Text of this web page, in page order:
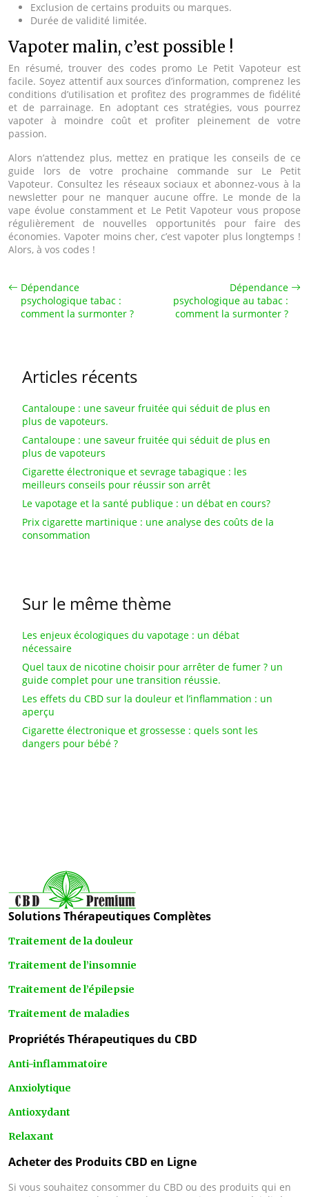
Exclusion de certains produits ou marques.
Durée de validité limitée.
Vapoter malin, c’est possible !
En résumé, trouver des codes promo Le Petit Vapoteur est
facile. Soyez attentif aux sources d’information, comprenez les
conditions d’utilisation et profitez des programmes de fidélité
et de parrainage. En adoptant ces stratégies, vous pourrez
vapoter à moindre coût et profiter pleinement de votre
passion.
Alors n’attendez plus, mettez en pratique les conseils de ce
guide lors de votre prochaine commande sur Le Petit
Vapoteur. Consultez les réseaux sociaux et abonnez-vous à la
newsletter pour ne manquer aucune offre. Le monde de la
vape évolue constamment et Le Petit Vapoteur vous propose
régulièrement de nouvelles opportunités pour faire des
économies. Vapoter moins cher, c’est vapoter plus longtemps !
Alors, à vos codes !
Dépendance
psychologique tabac :
comment la surmonter ?
Dépendance
psychologique au tabac :
comment la surmonter ?
Articles récents
Cantaloupe : une saveur fruitée qui séduit de plus en
plus de vapoteurs.
Cantaloupe : une saveur fruitée qui séduit de plus en
plus de vapoteurs
Cigarette électronique et sevrage tabagique : les
meilleurs conseils pour réussir son arrêt
Le vapotage et la santé publique : un débat en cours?
Prix cigarette martinique : une analyse des coûts de la
consommation
Sur le même thème
Les enjeux écologiques du vapotage : un débat
nécessaire
Quel taux de nicotine choisir pour arrêter de fumer ? un
guide complet pour une transition réussie.
Les effets du CBD sur la douleur et l’inflammation : un
aperçu
Cigarette électronique et grossesse : quels sont les
dangers pour bébé ?
Solutions Thérapeutiques Complètes
Traitement de la douleur
Traitement de l’insomnie
Traitement de l’épilepsie
Traitement de maladies
Propriétés Thérapeutiques du CBD
Anti-inflammatoire
Anxiolytique
Antioxydant
Relaxant
Acheter des Produits CBD en Ligne
Si vous souhaitez consommer du CBD ou des produits qui en